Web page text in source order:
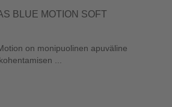
BLUE MOTION SOFT
on monipuolinen apuväline
...